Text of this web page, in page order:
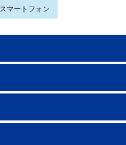
スマートフォン